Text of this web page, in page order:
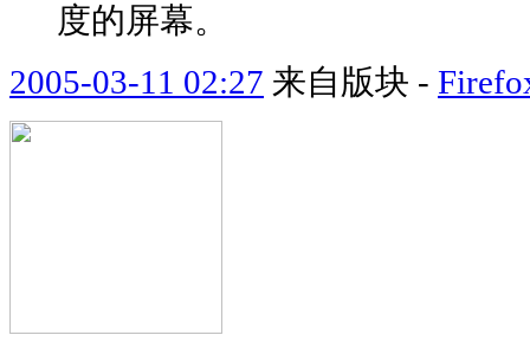
度的屏幕。
2005-03-11 02:27 来自版块 -